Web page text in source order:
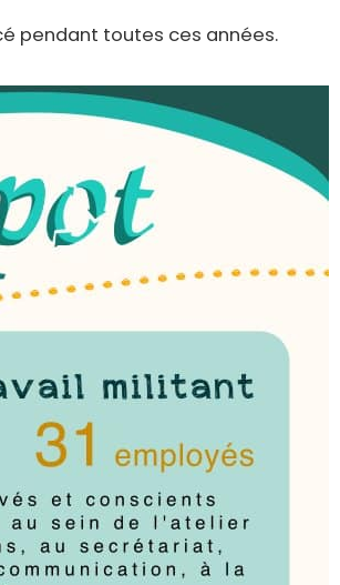
pendant toutes ces années.